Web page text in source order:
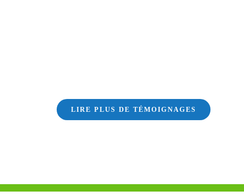
LIRE PLUS DE TÉMOIGNAGES